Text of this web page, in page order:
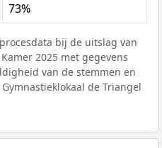
73%
bij de uitslag van
2025 met gegevens
van de stemmen en
de Triangel